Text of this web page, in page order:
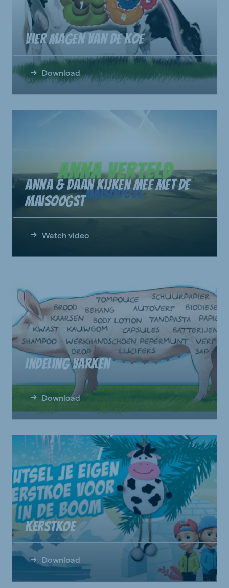
Vier magen van de koe
Download
Anna & Daan kijken mee met de
maisoogst
Watch video
Indeling varken
Download
Kerstkoe
Download